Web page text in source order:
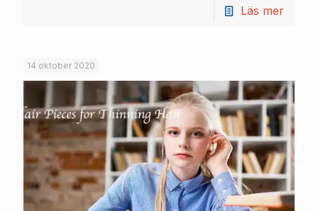
Läs mer
14 oktober 2020